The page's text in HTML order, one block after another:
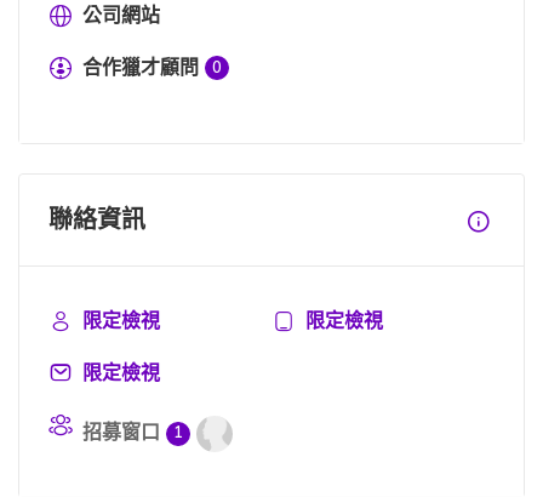
公司網站
合作獵才顧問
0
聯絡資訊
限定檢視
限定檢視
限定檢視
招募窗口 1